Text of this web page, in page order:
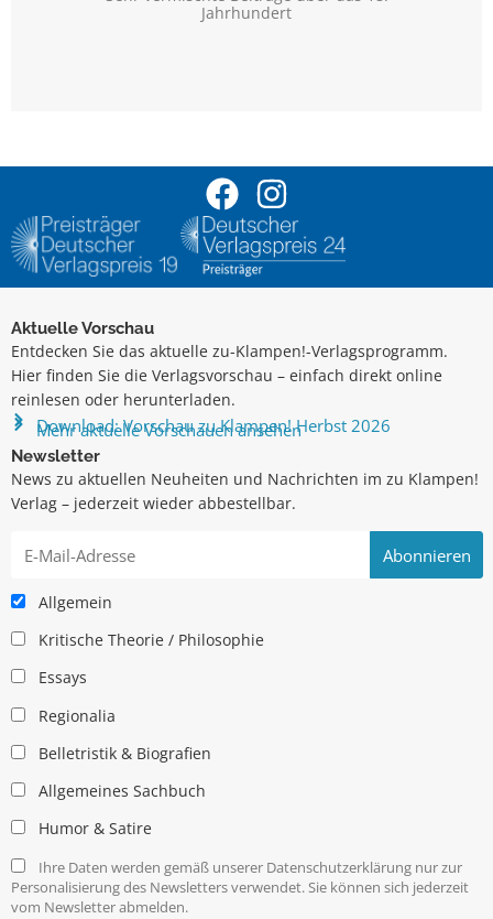
Jahrhundert
Aktuelle Vorschau
Entdecken Sie das aktuelle zu-Klampen!-Verlagsprogramm.
Hier finden Sie die Verlagsvorschau – einfach direkt online
reinlesen oder herunterladen.
Download: Vorschau zu Klampen! Herbst 2026
Mehr aktuelle Vorschauen ansehen
Newsletter
News zu aktuellen Neuheiten und Nachrichten im zu Klampen!
Verlag – jederzeit wieder abbestellbar.
Allgemein
Kritische Theorie / Philosophie
Essays
Regionalia
Belletristik & Biografien
Allgemeines Sachbuch
Humor & Satire
Ihre Daten werden gemäß unserer Datenschutzerklärung nur zur
Personalisierung des Newsletters verwendet. Sie können sich jederzeit
vom Newsletter abmelden.